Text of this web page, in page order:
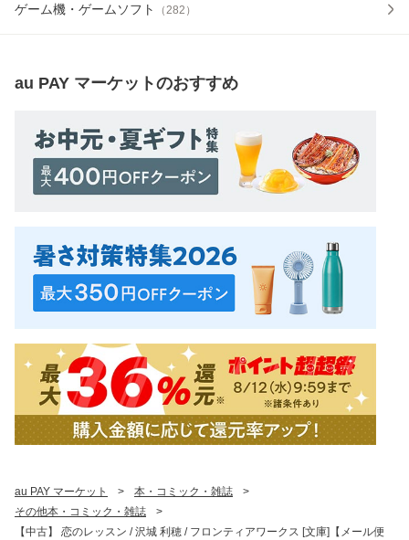
ゲーム機・ゲームソフト （282 ）
au PAY マーケットのおすすめ
au PAY マーケット > 本・コミック・雑誌
>
その他本・コミック・雑誌
>
【中古】 恋のレッスン / 沢城 利穂 / フロンティアワークス [文庫]【メール便